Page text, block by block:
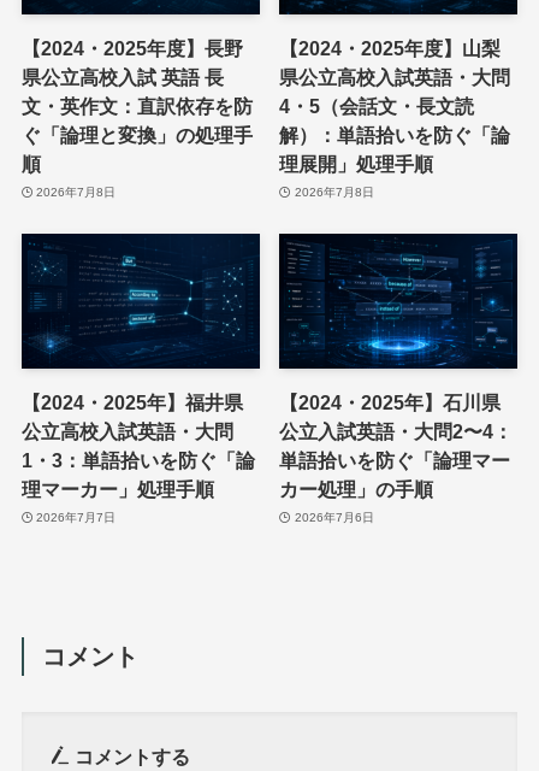
【2024・2025年度】長野
県公立高校入試 英語 長
文・英作文：直訳依存を防
ぐ「論理と変換」の処理手
順
2026年7月8日
【2024・2025年度】山梨
県公立高校入試英語・大問
4・5（会話文・長文読
解）：単語拾いを防ぐ「論
理展開」処理手順
2026年7月8日
【2024・2025年】福井県
公立高校入試英語・大問
1・3：単語拾いを防ぐ「論
理マーカー」処理手順
2026年7月7日
【2024・2025年】石川県
公立入試英語・大問2〜4：
単語拾いを防ぐ「論理マー
カー処理」の手順
2026年7月6日
コメント
コメントする